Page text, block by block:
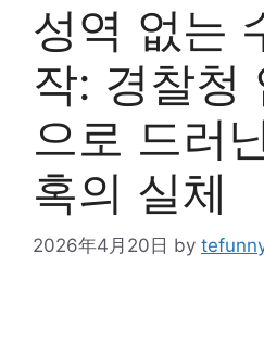
성역 없는
작: 경찰청
으로 드러
혹의 실체
2026年4月20日 by